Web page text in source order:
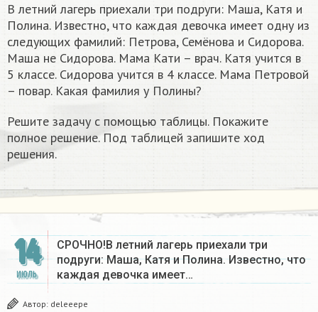
В летний лагерь приехали три подруги: Маша, Катя и
Полина. Известно, что каждая девочка имеет одну из
следующих фамилий: Петрова, Семёнова и Сидорова.
Маша не Сидорова. Мама Кати – врач. Катя учится в
5 классе. Сидорова учится в 4 классе. Мама Петровой
– повар. Какая фамилия у Полины?
Решите задачу с помощью таблицы. Покажите
полное решение. Под таблицей запишите ход
решения.
14
ИЮЛЬ
СРОЧНО!В летний лагерь приехали три
подруги: Маша, Катя и Полина. Известно, что
каждая девочка имеет…
Автор: deleeepe